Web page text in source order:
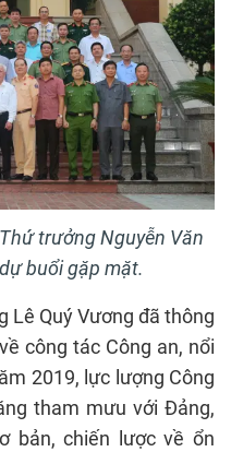
trưởng Nguyễn Văn
buổi gặp mặt.
Lê Quý Vương đã thông
công tác Công an, nổi
2019, lực lượng Công
tham mưu với Đảng,
bản, chiến lược về ổn